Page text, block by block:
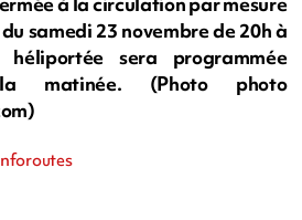
samedi 23 novembre de 20h à
sera programmée
matinée. (Photo photo